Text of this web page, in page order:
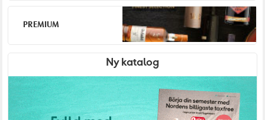
PREMIUM
Ny katalog